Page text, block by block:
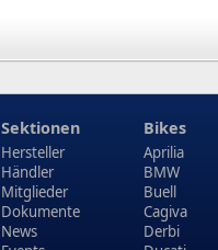
Sektionen
Hersteller
Händler
Mitglieder
Dokumente
News
Bikes
Aprilia
BMW
Buell
Cagiva
Derbi